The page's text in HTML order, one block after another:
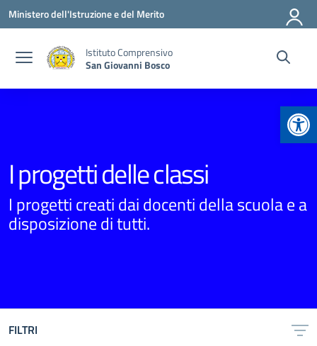
Vai ai contenuti
Vai al menu di navigazione
Vai al footer
Ministero dell'Istruzione e del Merito
Istituto Comprensivo
San Giovanni Bosco
I progetti delle classi
I progetti creati dai docenti della scuola e a
disposizione di tutti.
FILTRI